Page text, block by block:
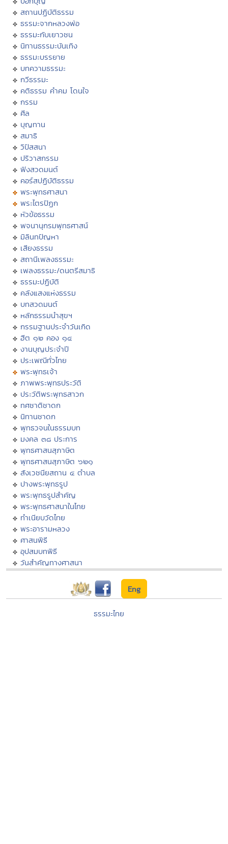
สถานปฏิบัติธรรม
ธรรมะจากหลวงพ่อ
ธรรมะกับเยาวชน
นิทานธรรมะบันเทิง
ธรรมะบรรยาย
บทความธรรมะ
กวีธรรมะ
คติธรรม คำคม โดนใจ
กรรม
ศีล
บุญทาน
สมาธิ
วิปัสสนา
ปริวาสกรรม
ฟังสวดมนต์
คอร์สปฏิบัติธรรม
พระพุทธศาสนา
พระไตรปิฏก
หัวข้อธรรม
พจนานุกรมพุทธศาสน์
มิลินทปัญหา
เสียงธรรม
สถานีเพลงธรรมะ
เพลงธรรมะ/ดนตรีสมาธิ
ธรรมะปฏิบัติ
คลังแสงแห่งธรรม
บทสวดมนต์
หลักธรรมนำสุขฯ
กรรมฐานประจำวันเกิด
ฮีต ๑๒ คอง ๑๔
งานบุญประจำปี
ประเพณีทั่วไทย
พระพุทธเจ้า
ภาพพระพุทธประวัติ
ประวัติพระพุทธสาวก
ทศชาติชาดก
นิทานชาดก
พุทธวจนในธรรมบท
มงคล ๓๘ ประการ
พุทธศาสนสุภาษิต
พุทธศาสนสุภาษิต ๖๒๑
สังเวชนียสถาน ๔ ตำบล
ปางพระพุทธรูป
พระพุทธรูปสำคัญ
พระพุทธศาสนาในไทย
ทำเนียบวัดไทย
พระอารามหลวง
ศาสนพิธี
อุปสมบทพิธี
วันสำคัญทางศาสนา
Eng
ธรรมะไทย